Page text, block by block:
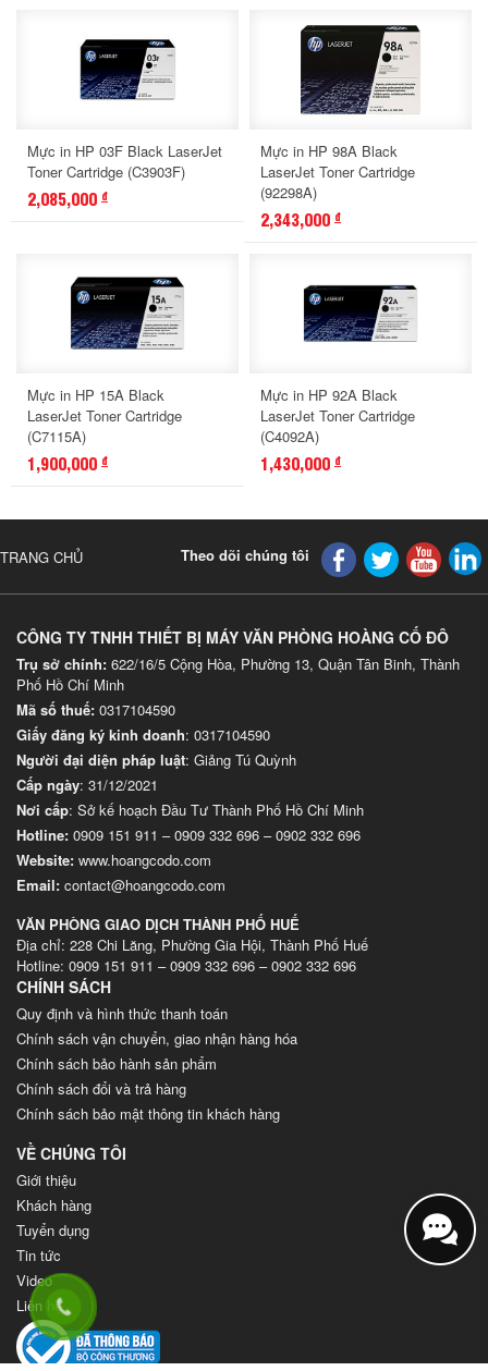
Mực in HP 03F Black LaserJet
Toner Cartridge (C3903F)
2,085,000 đ
Mực in HP 98A Black
LaserJet Toner Cartridge
(92298A)
2,343,000 đ
Mực in HP 15A Black
LaserJet Toner Cartridge
(C7115A)
1,900,000 đ
Mực in HP 92A Black
LaserJet Toner Cartridge
(C4092A)
1,430,000 đ
TRANG CHỦ Theo dõi chúng tôi
CÔNG TY TNHH THIẾT BỊ MÁY VĂN PHÒNG HOÀNG CỐ ĐÔ
Trụ sở chính: 622/16/5 Cộng Hòa, Phường 13, Quận Tân Binh, Thành
Phố Hồ Chí Minh
Mã số thuế: 0317104590
Giấy đăng ký kinh doanh: 0317104590
Người đại diện pháp luật: Giảng Tú Quỳnh
Cấp ngày: 31/12/2021
Nơi cấp: Sở kế hoạch Đầu Tư Thành Phố Hồ Chí Minh
Hotline: 0909 151 911 –0909 332 696 –0902 332 696
Website: www.hoangcodo.com
Email: contact@hoangcodo.com
VĂN PHÒNG GIAO DỊCH THÀNH PHỐ HUẾ
Địa chỉ: 228 Chi Lăng, Phường Gia Hội, Thành Phố Huế
Hotline: 0909 151 911 – 0909 332 696 – 0902 332 696
CHÍNH SÁCH
Quy định và hình thức thanh toán
Chính sách vận chuyển, giao nhận hàng hóa
Chính sách bảo hành sản phẩm
Chính sách đổi và trả hàng
Chính sách bảo mật thông tin khách hàng
VỀ CHÚNG TÔI
Giới thiệu
Khách hàng
Tuyển dụng
Tin tức
Video
Liên hệ